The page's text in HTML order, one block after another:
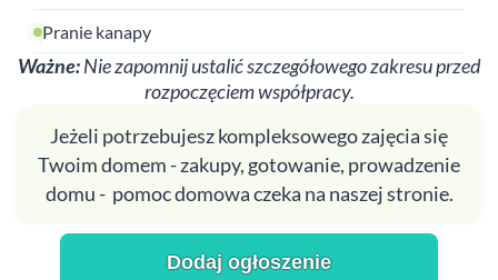
Pranie kanapy
Ważne:Nie zapomnij ustalić szczegółowego zakresu przed
rozpoczęciem współpracy.
Jeżeli potrzebujesz kompleksowego zajęcia się
Twoim domem - zakupy, gotowanie, prowadzenie
domu - pomoc domowa czeka na naszej stronie.
Dodaj ogłoszenie